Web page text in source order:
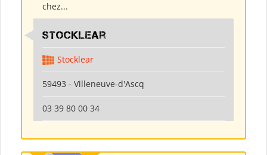
chez...
Stocklear
Stocklear
59493 - Villeneuve-d'Ascq
03 39 80 00 34